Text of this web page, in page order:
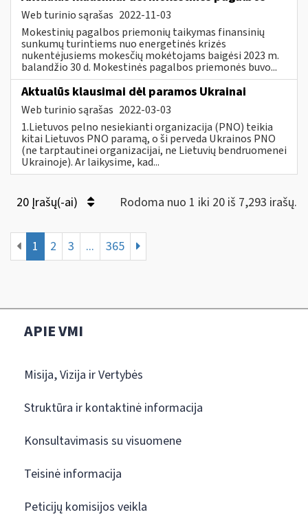
Web turinio sąrašas 2022-11-03
Mokestinių pagalbos priemonių taikymas finansinių
sunkumų turintiems nuo energetinės krizės
nukentėjusiems mokesčių mokėtojams baigėsi 2023 m.
balandžio 30 d. Mokestinės pagalbos priemonės buvo...
Aktualūs klausimai dėl paramos Ukrainai
Web turinio sąrašas 2022-03-03
1.Lietuvos pelno nesiekianti organizacija (PNO) teikia
kitai Lietuvos PNO paramą, o ši perveda Ukrainos PNO
(ne tarptautinei organizacijai, ne Lietuvių bendruomenei
Ukrainoje). Ar laikysime, kad...
20 Įrašų(-ai) Rodoma nuo 1 iki 20 iš 7,293 irašų.
1 2 3 ... 365
APIE VMI
Misija, Vizija ir Vertybės
Struktūra ir kontaktinė informacija
Konsultavimasis su visuomene
Teisinė informacija
Peticijų komisijos veikla